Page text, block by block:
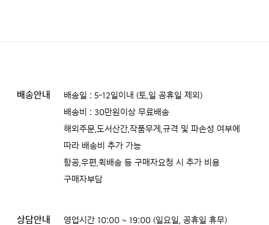
배송안내
배송일 : 5-12일이내 (토,일 공휴일 제외)
배송비 : 30만원이상 무료배송
해외주문,도서산간,작품무게,규격 및 파손성 여부에
따라 배송비 추가 가능
항공,우편,퀵배송 등 구매자요청 시 추가 비용
구매자부담
상담안내 영업시간 10:00 ~ 19:00 (일요일, 공휴일 휴무)